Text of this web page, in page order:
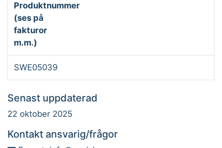
Produktnummer
(ses på
fakturor
m.m.)
SWE05039
Senast uppdaterad
22 oktober 2025
Kontakt ansvarig/frågor